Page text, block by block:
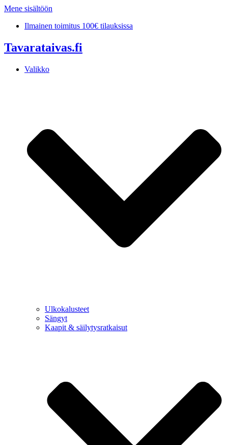
Mene sisältöön
Ilmainen toimitus 100€ tilauksissa
Tavarataivas.fi
Valikko
Ulkokalusteet
Sängyt
Kaapit & säilytysratkaisut